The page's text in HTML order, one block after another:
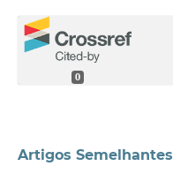
0
Artigos Semelhantes